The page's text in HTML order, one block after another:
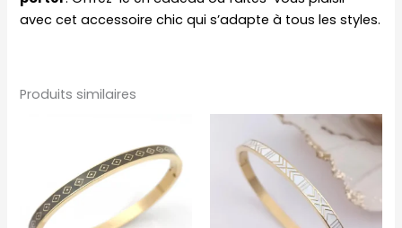
avec cet accessoire chic qui s’adapte à tous les styles.
Produits similaires